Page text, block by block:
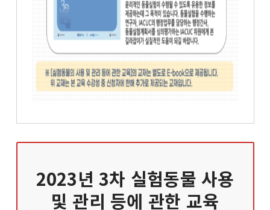
2023년 3차 실험동물 사용
및 관리 등에 관한 교육